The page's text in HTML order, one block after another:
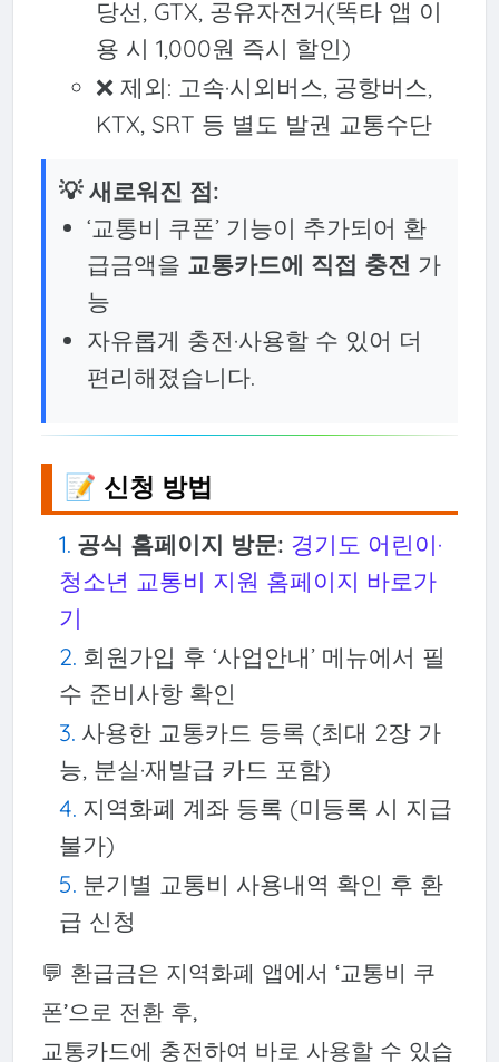
당선, GTX, 공유자전거(똑타 앱 이
용 시 1,000원 즉시 할인)
❌ 제외: 고속·시외버스, 공항버스,
KTX, SRT 등 별도 발권 교통수단
💡 새로워진 점:
‘교통비 쿠폰’ 기능이 추가되어 환
급금액을 교통카드에 직접 충전 가
능
자유롭게 충전·사용할 수 있어 더
편리해졌습니다.
📝 신청 방법
공식 홈페이지 방문: 경기도 어린이·
청소년 교통비 지원 홈페이지 바로가
기
회원가입 후 ‘사업안내’ 메뉴에서 필
수 준비사항 확인
사용한 교통카드 등록 (최대 2장 가
능, 분실·재발급 카드 포함)
지역화폐 계좌 등록 (미등록 시 지급
불가)
분기별 교통비 사용내역 확인 후 환
급 신청
💬 환급금은 지역화폐 앱에서 ‘교통비 쿠
폰’으로 전환 후,
교통카드에 충전하여 바로 사용할 수 있습